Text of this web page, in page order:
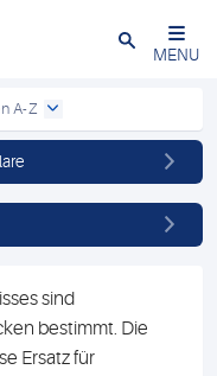
Schließen
MENU
A-Z
sind
bestimmt. Die
Ersatz für